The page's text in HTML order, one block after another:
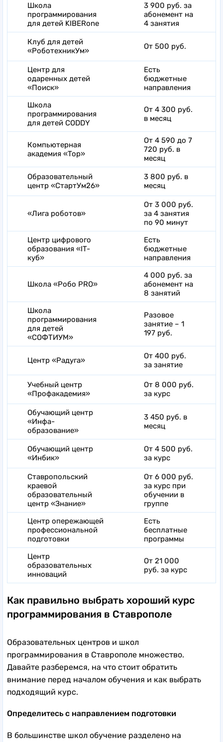
Школа
программирования
для детей KIBERone
3 900 руб. за
абонемент на
4 занятия
Клуб для детей
«РоботехникУм»
От 500 руб.
Центр для
одаренных детей
«Поиск»
Есть
бюджетные
направления
Школа
программирования
для детей CODDY
От 4 300 руб.
в месяц
Компьютерная
академия «Top»
От 4 590 до 7
720 руб. в
месяц
Образовательный
центр «СтартУм26»
3 800 руб. в
месяц
«Лига роботов»
От 3 000 руб.
за 4 занятия
по 90 минут
Центр цифрового
образования «IT-
куб»
Есть
бюджетные
направления
Школа «Робо PRO»
4 000 руб. за
абонемент на
8 занятий
Школа
программирования
для детей
«СОФТИУМ»
Разовое
занятие – 1
197 руб.
Центр «Радуга»
От 400 руб.
за занятие
Учебный центр
«Профакадемия»
От 8 000 руб.
за курс
Обучающий центр
«Инфа-
образование»
3 450 руб. в
месяц
Обучающий центр
«Инбик»
От 4 500 руб.
за курс
Ставропольский
краевой
образовательный
центр «Знание»
От 6 000 руб.
за курс при
обучении в
группе
Центр опережающей
профессиональной
подготовки
Есть
бесплатные
программы
Центр
образовательных
инноваций
От 21 000
руб. за курс
Как правильно выбрать хороший курс
программирования в Ставрополе
Образовательных центров и школ
программирования в Ставрополе множество.
Давайте разберемся, на что стоит обратить
внимание перед началом обучения и как выбрать
подходящий курс.
Определитесь с направлением подготовки
В большинстве школ обучение разделено на